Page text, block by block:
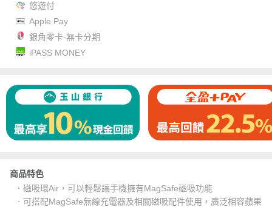
悠遊付
Apple Pay
銀角零卡-無卡分期
iPASS MONEY
商品特色
．磁吸環Air，可以輕鬆讓手機擁有MagSafe磁吸功能
．可搭配MagSafe無線充電器及相關磁吸配件使用，廣泛相容蘋果